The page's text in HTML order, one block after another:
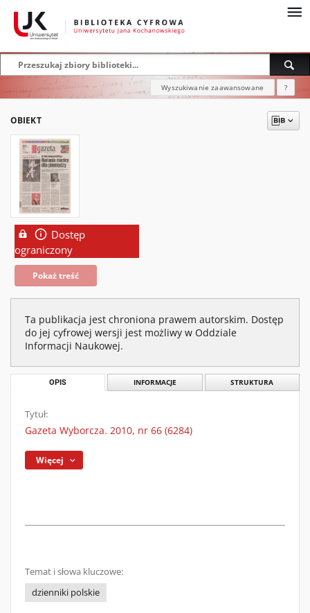
Wyszukiwanie zaawansowane ?
OBIEKT
Dostęp
ograniczony
Pokaż treść
Ta publikacja jest chroniona prawem autorskim. Dostęp
do jej cyfrowej wersji jest możliwy w Oddziale
Informacji Naukowej.
OPIS INFORMACJE STRUKTURA
Tytuł:
Gazeta Wyborcza. 2010, nr 66 (6284)
Więcej
Temat i słowa kluczowe:
dzienniki polskie